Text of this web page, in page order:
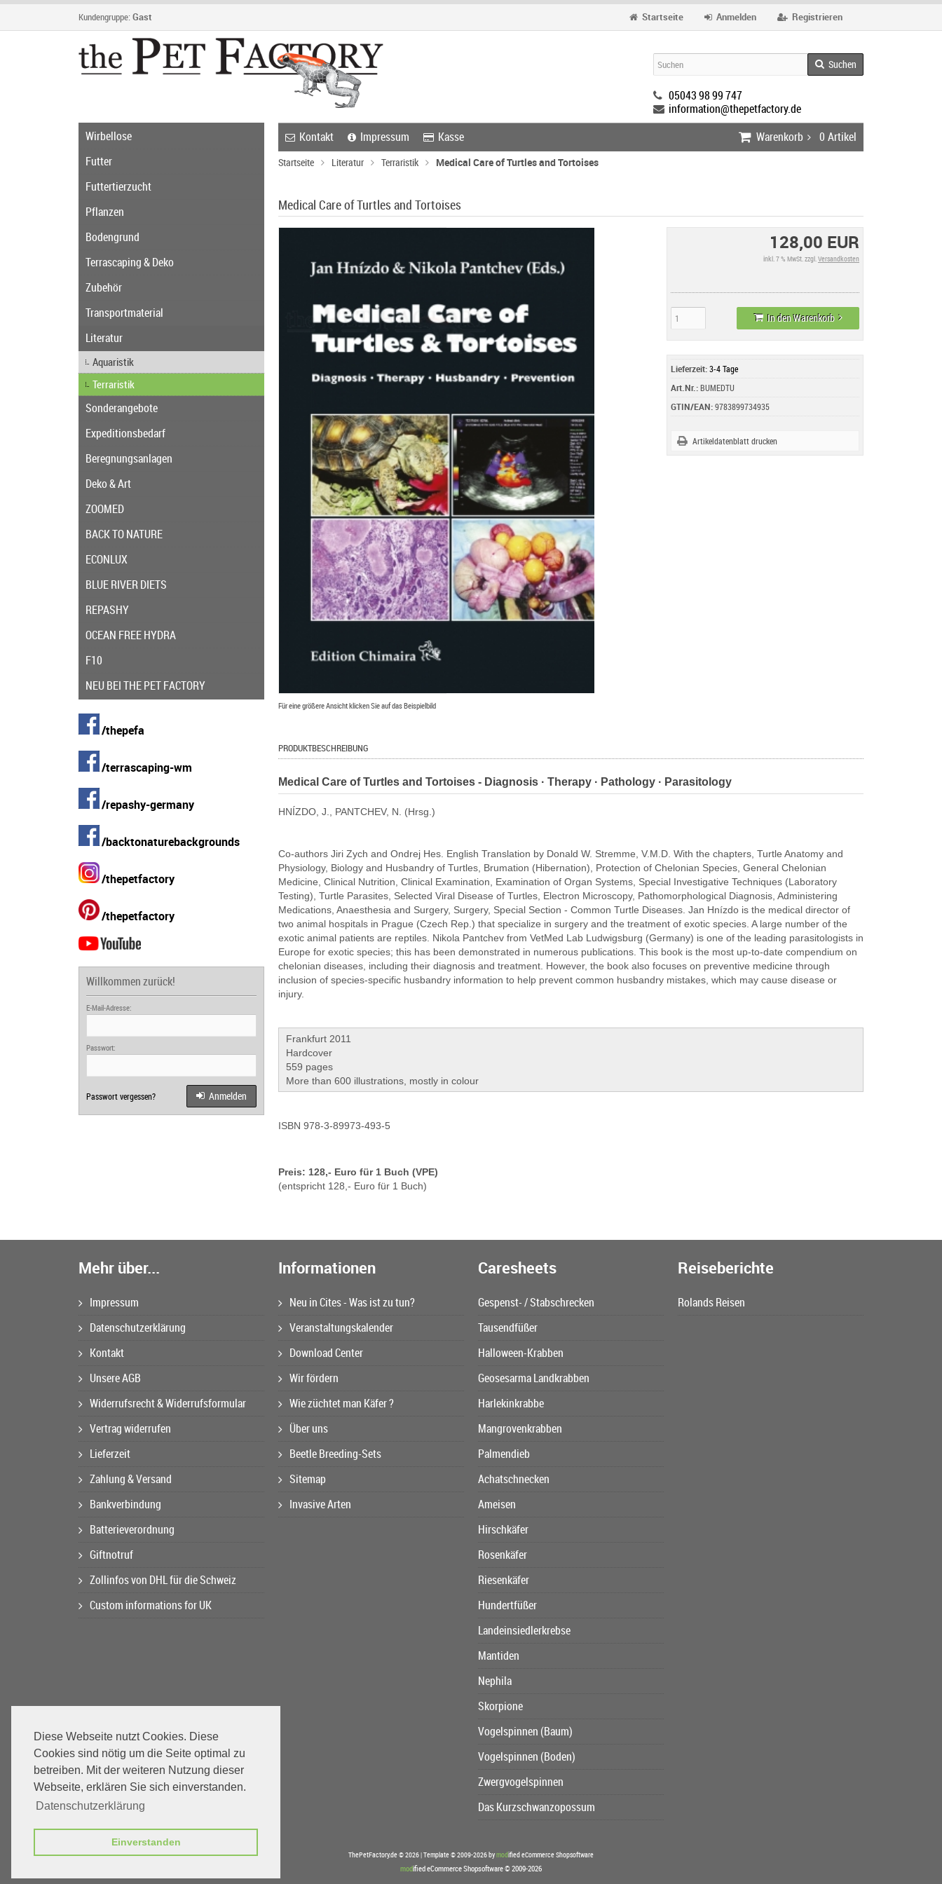
Diese Webseite nutzt Cookies. Diese
Cookies sind nötig um die Seite optimal zu
betreiben. Mit der weiteren Nutzung dieser
Webseite, erklären Sie sich einverstanden.
Datenschutzerklärung
Einverstanden
Kundengruppe: Gast Registrieren
Anmelden
Startseite
Suchen
05043 98 99 747
information@thepetfactory.de
Kontakt
Impressum Kasse Warenkorb 0 Artikel
Startseite Literatur Terraristik Medical Care of Turtles and Tortoises
Medical Care of Turtles and Tortoises
Für eine größere Ansicht klicken Sie auf das Beispielbild
128,00 EUR
inkl. 7 % MwSt. zzgl.Versandkosten
In den Warenkorb
Lieferzeit:3-4 Tage
Art.Nr.:BUMEDTU
GTIN/EAN:9783899734935
Artikeldatenblatt drucken
PRODUKTBESCHREIBUNG
Medical Care of Turtles and Tortoises - Diagnosis · Therapy · Pathology · Parasitology
HNÍZDO, J., PANTCHEV, N. (Hrsg.)
Co-authors Jiri Zych and Ondrej Hes. English Translation by Donald W. Stremme, V.M.D. With the chapters, Turtle Anatomy and
Physiology, Biology and Husbandry of Turtles, Brumation (Hibernation), Protection of Chelonian Species, General Chelonian
Medicine, Clinical Nutri­tion, Clinical Examination, Examination of Organ Systems, Special Investigative Techniques (Laboratory
Testing), Turtle Parasites, Selected Viral Disease of Turtles, Electron Microscopy, Pathomorphological Diagnosis, Administering
Medications, Anaesthesia and Surgery, Surgery, Special Section - Common Turtle Diseases. Jan Hnízdo is the medical director of
two animal hospitals in Prague (Czech Rep.) that specialize in surgery and the treatment of exotic species. A large number of the
exotic animal patients are reptiles. Nikola Pantchev from VetMed Lab Ludwigsburg (Germany) is one of the leading parasitologists in
Europe for exotic species; this has been demonstrated in numerous publications. This book is the most up-to-date compendium on
chelonian diseases, including their diagnosis and treatment. However, the book also focuses on preventive medicine through
inclusion of species-specific husbandry information to help prevent common husbandry mistakes, which may cause disease or
injury.
Frankfurt 2011
Hard­cover
559 pages
More than 600 illustrations, mostly in colour
ISBN 978-3-89973-493-5
Preis: 128,- Euro für 1 Buch (VPE)
(entspricht 128,- Euro für 1 Buch)
Wirbellose
Futter
Futtertierzucht
Pflanzen
Bodengrund
Terrascaping & Deko
Zubehör
Transportmaterial
Literatur
Aquaristik
Terraristik
Sonderangebote
Expeditionsbedarf
Beregnungsanlagen
Deko & Art
ZOOMED
BACK TO NATURE
ECONLUX
BLUE RIVER DIETS
REPASHY
OCEAN FREE HYDRA
F10
NEU BEI THE PET FACTORY
/thepefa
/terrascaping-wm
/repashy-germany
/backtonaturebackgrounds
/thepetfactory
/thepetfactory
Willkommen zurück!
E-Mail-Adresse:
Passwort:
Passwort vergessen? Anmelden
Mehr über...
Impressum
Datenschutzerklärung
Kontakt
Unsere AGB
Widerrufsrecht & Widerrufsformular
Vertrag widerrufen
Lieferzeit
Zahlung & Versand
Bankverbindung
Batterieverordnung
Giftnotruf
Zollinfos von DHL für die Schweiz
Custom informations for UK
Informationen
Neu in Cites - Was ist zu tun?
Veranstaltungskalender
Download Center
Wir fördern
Wie züchtet man Käfer ?
Über uns
Beetle Breeding-Sets
Sitemap
Invasive Arten
Caresheets
Gespenst- / Stabschrecken
Tausendfüßer
Halloween-Krabben
Geosesarma Landkrabben
Harlekinkrabbe
Mangrovenkrabben
Palmendieb
Achatschnecken
Ameisen
Hirschkäfer
Rosenkäfer
Riesenkäfer
Hundertfüßer
Landeinsiedlerkrebse
Mantiden
Nephila
Skorpione
Vogelspinnen (Baum)
Vogelspinnen (Boden)
Zwergvogelspinnen
Das Kurzschwanzopossum
Reiseberichte
Rolands Reisen
ThePetFactory.de © 2026 | Template © 2009-2026 bymodified eCommerce Shopsoftware
modified eCommerce Shopsoftware © 2009-2026